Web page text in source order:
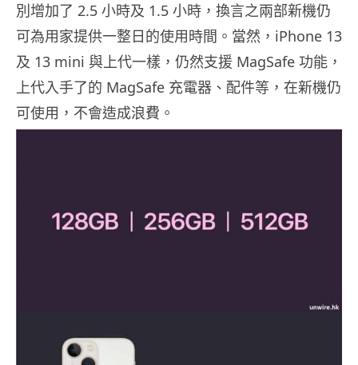
別增加了 2.5 小時及 1.5 小時，換言之兩部新機仍
可為用家提供一整日的使用時間。當然，iPhone 13
及 13 mini 與上代一樣，仍然支援 MagSafe 功能，
上代入手了的 MagSafe 充電器、配件等，在新機仍
可使用，不會造成浪費。